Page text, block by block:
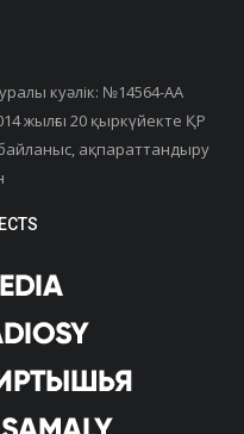
куәлік: №14564-АА
жылғы 20 қыркүйекте ҚР
ақпараттандыру